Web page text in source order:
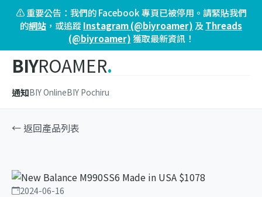
⚠️ 重要公告：我們的 Facebook 專頁已被停用。請緊貼我們
的網站 ，或追蹤Instagram (@biyroamer) 及 Threads
(@biyroamer)獲取最新資訊！
BIYROAMER.
通知BIY OnlineBIY Pochiru
← 返回產品列表
2024-06-16